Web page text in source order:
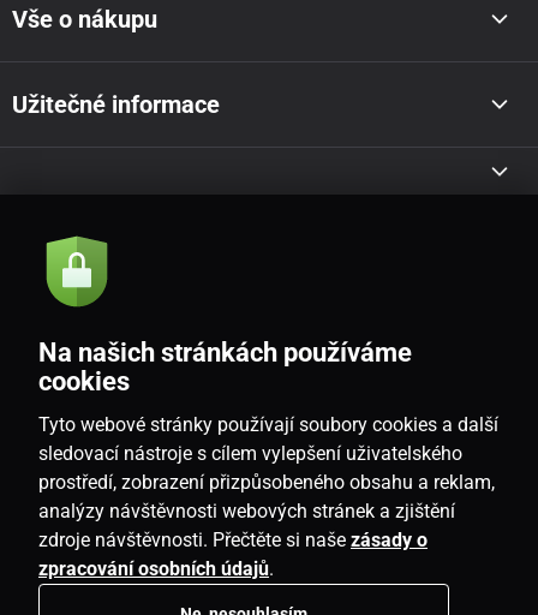
Vše o nákupu
Užitečné informace
Akce a novinky e-mailem
Souhlasím sezásadami zpracování osobních údajů
CZ
Na našich stránkách používáme
cookies
Tyto webové stránky používají soubory cookies a další
sledovací nástroje s cílem vylepšení uživatelského
prostředí, zobrazení přizpůsobeného obsahu a reklam,
analýzy návštěvnosti webových stránek a zjištění
zdroje návštěvnosti. Přečtěte si naše zásady o
zpracování osobních údajů.